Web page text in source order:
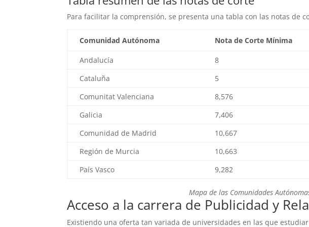
Para facilitar la comprensión, se presenta una tabla con las notas de
Comunidad Autónoma Nota de Corte Mínima
Andalucía 8
Cataluña
5
Comunitat Valenciana
8,576
Galicia
7,406
Comunidad de Madrid
10,667
Región de Murcia
10,663
País Vasco
9,282
Mapa de las Comunidades
Acceso a la carrera de Publicidad y
Existiendo una oferta tan variada de universidades en las que